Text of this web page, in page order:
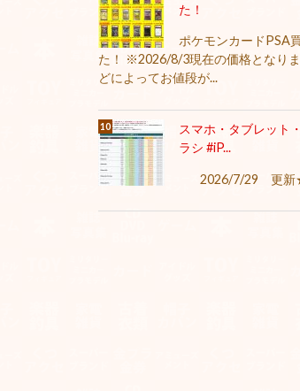
た！
ポケモンカードPSA
た！ ※2026/8/3現在の価格となり
どによってお値段が...
スマホ・タブレット
ラシ #iP...
2026/7/29 更